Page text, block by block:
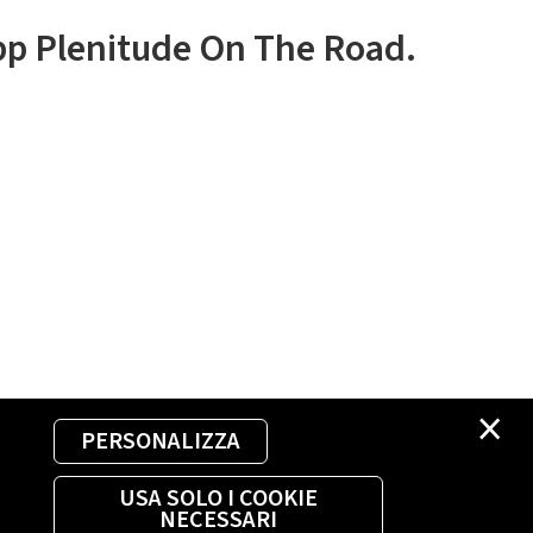
×
PERSONALIZZA
USA SOLO I COOKIE
NECESSARI
Plenitude On The Road.